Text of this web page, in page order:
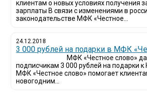
клиентам о новых условиях получения
зарплаты В связи с изменениями в
законодательстве МФК «Честное...
24.12.2018
3 000 рублей на подарки в МФК
МФК «Честное слово»
подписчикам 3 000 рублей на подарки к
МФК «Честное слово» помогает
новогодним...